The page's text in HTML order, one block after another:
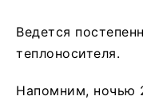
Ведется
теплоносителя.
Напомним, ночью